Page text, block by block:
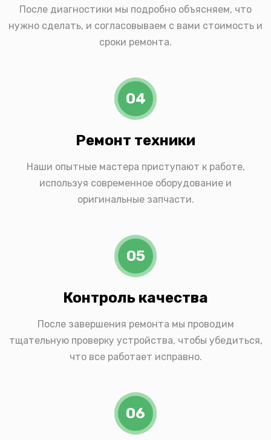
После диагностики мы подробно объясняем, что
нужно сделать, и согласовываем с вами стоимость и
сроки ремонта.
04
Ремонт техники
Наши опытные мастера приступают к работе,
используя современное оборудование и
оригинальные запчасти.
05
Контроль качества
После завершения ремонта мы проводим
тщательную проверку устройства, чтобы убедиться,
что все работает исправно.
06